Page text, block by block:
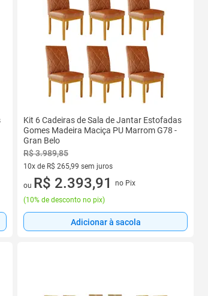
Kit 6 Cadeiras de Sala de Jantar Estofadas
Gomes Madeira Maciça PU Marrom G78 -
Gran Belo
R$ 3.989,85
10x de R$ 265,99 sem juros
10 vez de R$ 265,99 sem juros
ou R$ 2.393,91
no Pix
(10% de desconto no pix)
Adicionar à sacola